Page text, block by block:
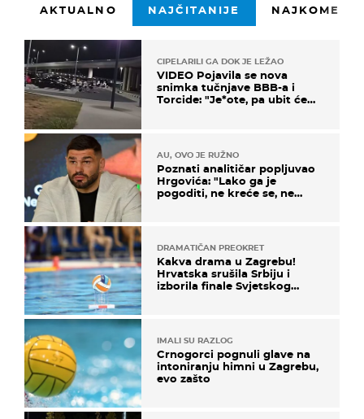
AKTUALNO NAJČITANIJE
CIPELARILI GA DOK JE LEŽAO
VIDEO Pojavila se nova
snimka tučnjave BBB-a i
Torcide: "Je*ote, pa ubit će
AU, OVO JE RUŽNO
Poznati analitičar popljuvao
Hrgovića: "Lako ga je
pogoditi, ne kreće se, ne
DRAMATIČAN PREOKRET
Kakva drama u Zagrebu!
Hrvatska srušila Srbiju i
izborila finale Svjetskog
IMALI SU RAZLOG
Crnogorci pognuli glave na
intoniranju himni u Zagrebu,
evo zašto